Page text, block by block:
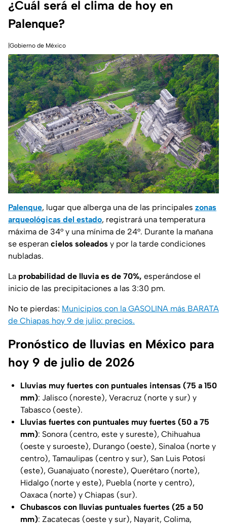
¿Cuál será el clima de hoy en
Palenque?
|Gobierno de México
Palenque, lugar que alberga una de las principales zonas
arqueológicas del estado, registrará una temperatura
máxima de 34° y una mínima de 24°. Durante la mañana
se esperan cielos soleados y por la tarde condiciones
nubladas.
La probabilidad de lluvia es de 70%, esperándose el
inicio de las precipitaciones a las 3:30 pm.
No te pierdas: Municipios con la GASOLINA más BARATA
de Chiapas hoy 9 de julio: precios.
Pronóstico de lluvias en México para
hoy 9 de julio de 2026
Lluvias muy fuertes con puntuales intensas (75 a 150
mm): Jalisco (noreste), Veracruz (norte y sur) y
Tabasco (oeste).
Lluvias fuertes con puntuales muy fuertes (50 a 75
mm): Sonora (centro, este y sureste), Chihuahua
(oeste y suroeste), Durango (oeste), Sinaloa (norte y
centro), Tamaulipas (centro y sur), San Luis Potosí
(este), Guanajuato (noreste), Querétaro (norte),
Hidalgo (norte y este), Puebla (norte y centro),
Oaxaca (norte) y Chiapas (sur).
Chubascos con lluvias puntuales fuertes (25 a 50
mm): Zacatecas (oeste y sur), Nayarit, Colima,